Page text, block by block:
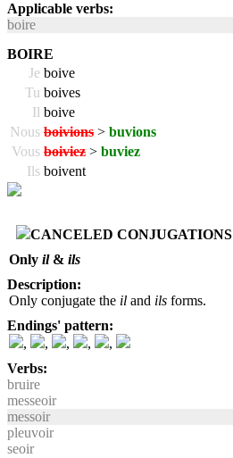
Applicable verbs:
boire
BOIRE
Je boive
Tu boives
Il boive
Nous boivions > buvions
Vous boiviez > buviez
Ils boivent
CANCELED CONJUGATIONS
Only il& ils
Description:
Only conjugate the il and ils forms.
Endings' pattern:
,
, , ,
,
Verbs:
bruire
messeoir
messoir
pleuvoir
seoir